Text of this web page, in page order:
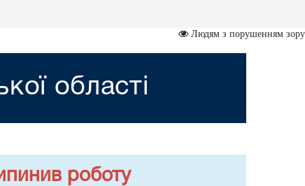
Людям з порушенням зору
області
роботу